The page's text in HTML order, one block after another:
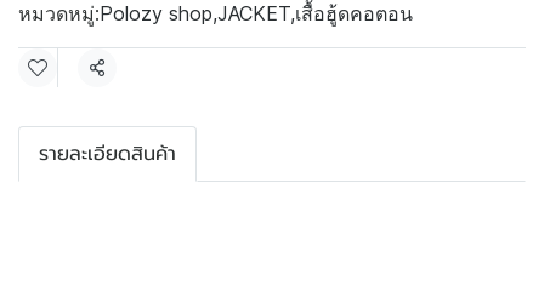
หมวดหมู่:Polozy shop,JACKET,เสื้อฮู้ดคอตอน
แชร์
รายละเอียดสินค้า